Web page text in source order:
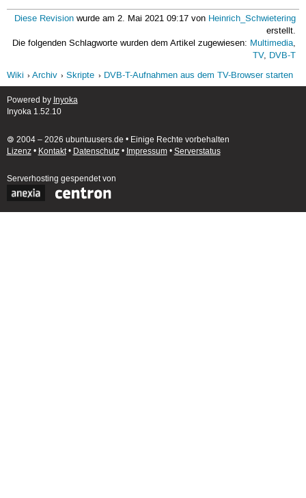
Diese Revision wurde am 2. Mai 2021 09:17 von Heinrich_Schwietering
erstellt.
Die folgenden Schlagworte wurden dem Artikel zugewiesen: Multimedia,
TV, DVB-T
Wiki
Archiv Skripte DVB-T-Aufnahmen aus dem TV-Browser starten
Powered by Inyoka
Inyoka 1.52.10
🄯 2004 – 2026 ubuntuusers.de • Einige Rechte vorbehalten
Lizenz• Kontakt• Datenschutz• Impressum• Serverstatus
Serverhosting gespendet von